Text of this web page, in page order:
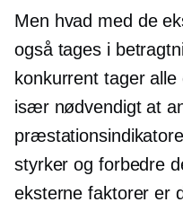
Men hvad med de
også tages i
konkurrent tager
især nødvendigt at
styrker og forbedre
eksterne faktorer er